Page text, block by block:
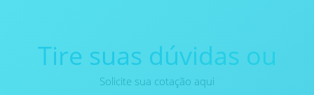
Tire suas dúvidas ou
Solicite sua cotação aqui